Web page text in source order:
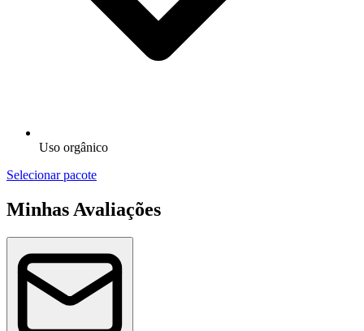
Uso orgânico
Selecionar pacote
Minhas Avaliações